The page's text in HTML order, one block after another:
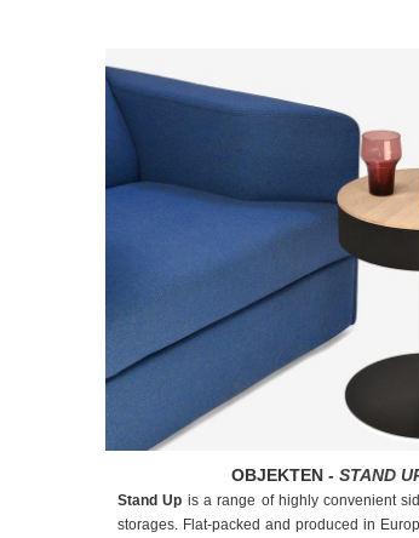
OBJEKTEN - STAND
Stand Up is a range of highly convenient
storages. Flat-packed and produced in